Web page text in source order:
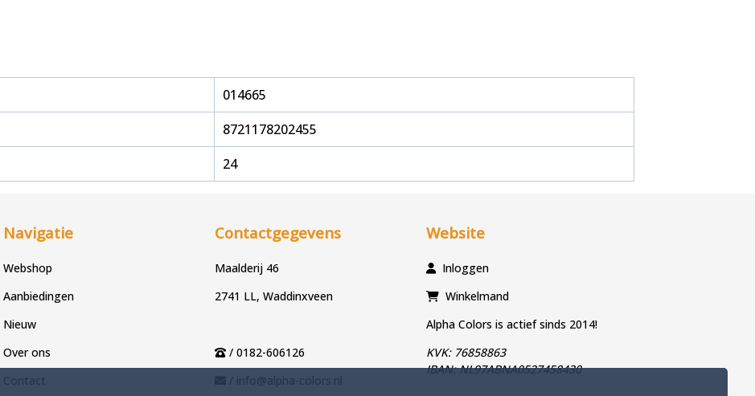
014665
8721178202455
24
Navigatie
Webshop
Aanbiedingen
Nieuw
Over ons
Contact
Contactgegevens
Maalderij 46
2741 LL, Waddinxveen
/ 0182-606126
/ info@alpha-colors.nl
Website
Inloggen
Winkelmand
Alpha Colors is actief sinds 2014!
KVK: 76858863
IBAN: NL97ABNA0527458430